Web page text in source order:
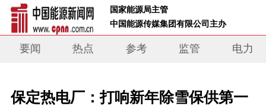
国家能源局主管
中国能源传媒集团有限公司主办
要闻 热点 参考 监管 电力
保定热电厂：打响新年除雪保供第一